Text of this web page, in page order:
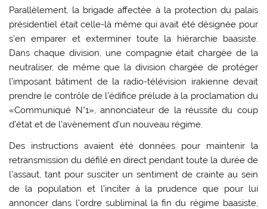
Parallèlement, la brigade affectée à la protection du palais
présidentiel était celle-là même qui avait été désignée pour
s’en emparer et exterminer toute la hiérarchie baasiste.
Dans chaque division, une compagnie était chargée de la
neutraliser, de même que la division chargée de protéger
l’imposant bâtiment de la radio-télévision irakienne devait
prendre le contrôle de l’édifice prélude à la proclamation du
«Communiqué N°1», annonciateur de la réussite du coup
d’état et de l’avènement d’un nouveau régime.
Des instructions avaient été données pour maintenir la
retransmission du défilé en direct pendant toute la durée de
l’assaut, tant pour susciter un sentiment de crainte au sein
de la population et l’inciter à la prudence que pour lui
annoncer dans l’ordre subliminal la fin du régime baasiste,